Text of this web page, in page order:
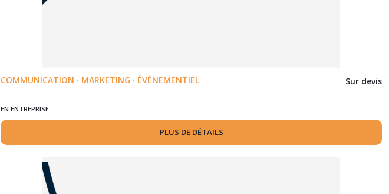
COMMUNICATION · MARKETING · ÉVÉNEMENTIEL Sur devis
EN ENTREPRISE
PLUS DE DÉTAILS